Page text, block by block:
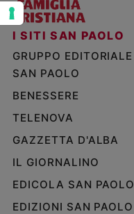
Contatti
Registrati
Redazione
I SITI SAN PAOLO
GRUPPO EDITORIALE
SAN PAOLO
BENESSERE
TELENOVA
GAZZETTA D'ALBA
IL GIORNALINO
EDICOLA SAN PAOLO
EDIZIONI SAN PAOLO